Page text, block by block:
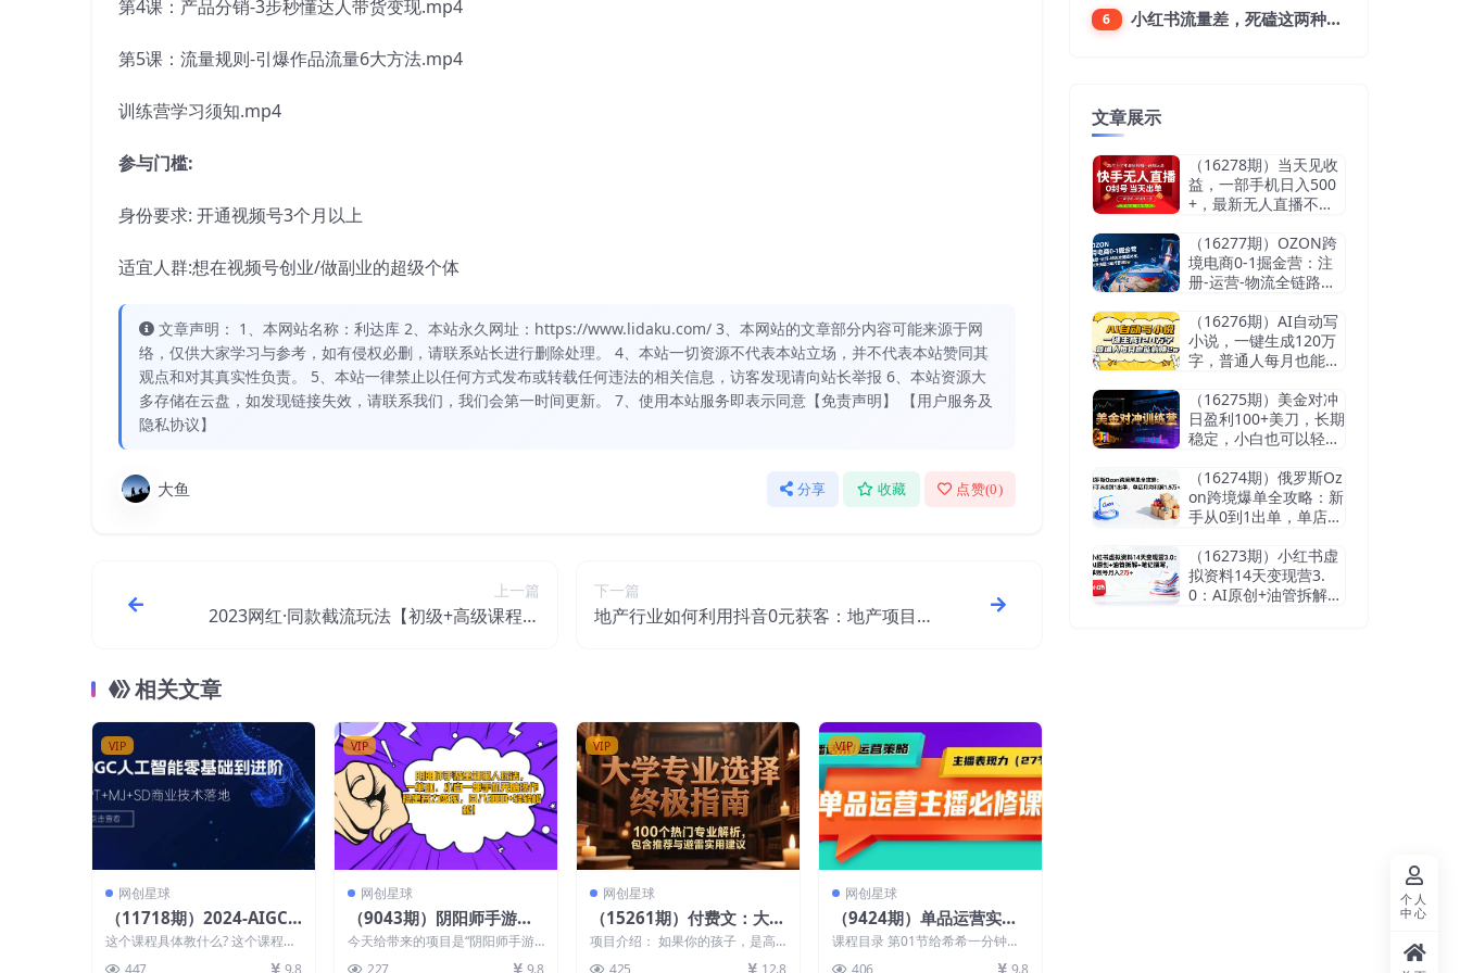
第4课：产品分销-3步秒懂达人带货变现.mp4
第5课：流量规则-引爆作品流量6大方法.mp4
训练营学习须知.mp4
参与门槛:
身份要求: 开通视频号3个月以上
适宜人群:想在视频号创业/做副业的超级个体
文章声明： 1、本网站名称：利达库 2、本站永久网址：https://www.lidaku.com/ 3、本网站的文章部分内容可能来源于网
络，仅供大家学习与参考，如有侵权必删，请联系站长进行删除处理。 4、本站一切资源不代表本站立场，并不代表本站赞同其
观点和对其真实性负责。 5、本站一律禁止以任何方式发布或转载任何违法的相关信息，访客发现请向站长举报 6、本站资源大
多存储在云盘，如发现链接失效，请联系我们，我们会第一时间更新。 7、使用本站服务即表示同意【免责声明】 【用户服务及
隐私协议】
大鱼 分享 收藏 点赞(0)
上一篇
2023网红·同款截流玩法【初级+高级课程】
下一篇
地产行业如何利用抖音0元获客：地产项目0-
相关文章
VIP
网创星球
（11718期）2024-AIGC
人工智能零基础到进阶，G
PT+MJ+SD商业技术落地
这个课程具体教什么? 这个课程是
针对那些不想再花钱学皮毛的，大
VIP
网创星球
（9043期）阴阳师手游全
新懒人玩法，一单30，小
白一部手机无脑操作，稳定
今天给带来的项目是“阴阳师手游
全新懒人玩法，一单30，小白一
VIP
网创星球
（15261期）付费文：大学
专业选择终极指南,100个热
门专业解析,包含推荐与避
项目介绍： 如果你的孩子，是高
考生、本科毕业生，那请你为了他
VIP
网创星球
（9424期）单品运营实操
主播必修课：主播话术/运
营策略/主播表现力（27节
课程目录 第01节给希希一分钟与
课程收益.mp4 第02节1单品直播
6 小红书流量差，死磕这两种笔记就好
文章展示
（16278期）当天见收
益，一部手机日入500
+，最新无人直播不违
（16277期）OZON跨
境电商0-1掘金营：注
册-运营-物流全链路体
收8w
（16276期）AI自动写
小说，一键生成120万
字，普通人每月也能躺
（16275期）美金对冲
日盈利100+美刀，长期
稳定，小白也可以轻松
（16274期）俄罗斯Oz
on跨境爆单全攻略：新
手从0到1出单，单店月
（16273期）小红书虚
拟资料14天变现营3.
0：AI原创+油管拆解
个人
中心